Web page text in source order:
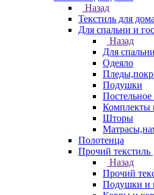
Назад
Текстиль для дома
Для спальни и
Назад
Для
Одеяло
Подушки
Постельное
Комплекты
Шторы
Полотенца
Прочий текстиль
Назад
Прочий
Подушки и